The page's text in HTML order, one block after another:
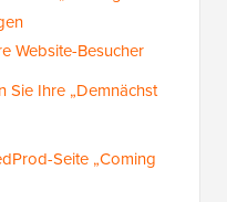
Website-Besucher
Sie Ihre „Demnächst
Seite „Coming